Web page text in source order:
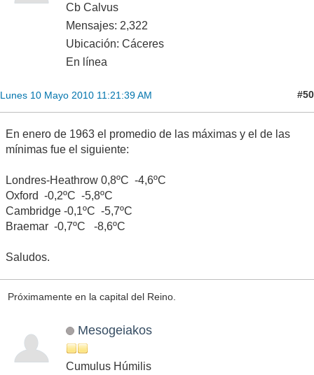
Cb Calvus
Mensajes: 2,322
Ubicación: Cáceres
En línea
Lunes 10 Mayo 2010 11:21:39 AM #50
En enero de 1963 el promedio de las máximas y el de las
mínimas fue el siguiente:
Londres-Heathrow 0,8ºC -4,6ºC
Oxford -0,2ºC -5,8ºC
Cambridge -0,1ºC -5,7ºC
Braemar -0,7ºC -8,6ºC
Saludos.
Próximamente en la capital del Reino.
Mesogeiakos
Cumulus Húmilis